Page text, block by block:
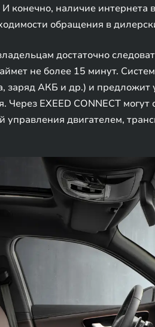
наличие интернета
обращения в
достаточно
не более 15 минут.
заряд АКБ и др.) и предложит
EXEED CONNECT
двигателем,